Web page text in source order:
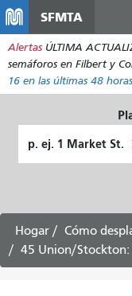
SFMTA
Alertas ÚLTIMA
semáforos en Filbert y
16 en las últimas 48
de
Hogar Cómo
45 Union/Stockton: